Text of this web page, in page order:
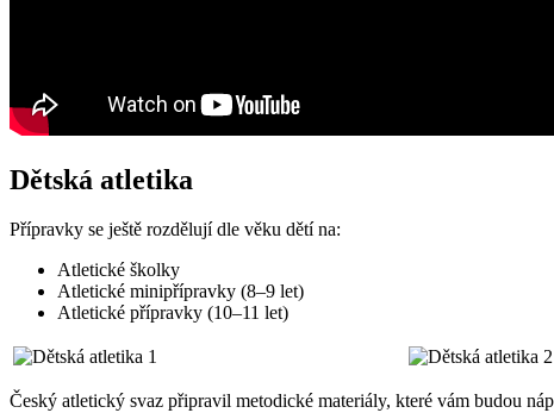
Dětská atletika
Přípravky se ještě rozdělují dle věku dětí na:
Atletické školky
Atletické minipřípravky (8–9 let)
Atletické přípravky (10–11 let)
Český atletický svaz připravil metodické materiály, které vám budou